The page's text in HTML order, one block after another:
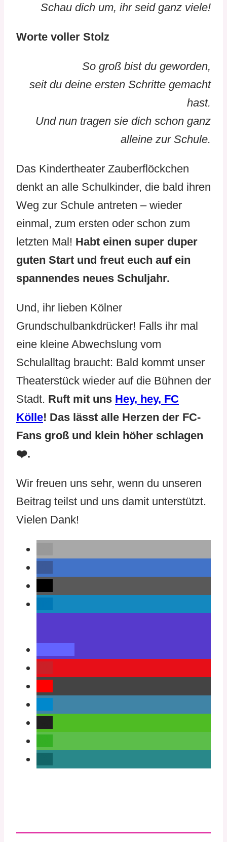
Schau dich um, ihr seid ganz viele!
Worte voller Stolz
So groß bist du geworden,
seit du deine ersten Schritte gemacht
hast.
Und nun tragen sie dich schon ganz
alleine zur Schule.
Das Kindertheater Zauberflöckchen
denkt an alle Schulkinder, die bald ihren
Weg zur Schule antreten – wieder
einmal, zum ersten oder schon zum
letzten Mal! Habt einen super duper
guten Start und freut euch auf ein
spannendes neues Schuljahr.
Und, ihr lieben Kölner
Grundschulbankdrücker! Falls ihr mal
eine kleine Abwechslung vom
Schulalltag braucht: Bald kommt unser
Theaterstück wieder auf die Bühnen der
Stadt. Ruft mit uns Hey, hey, FC
Kölle! Das lässt alle Herzen der FC-
Fans groß und klein höher schlagen
❤️.
Wir freuen uns sehr, wenn du unseren
Beitrag teilst und uns damit unterstützt.
Vielen Dank!